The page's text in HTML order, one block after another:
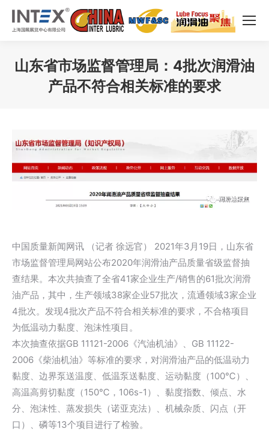
山东省市场监督管理局：4批次润滑油
产品不符合相关标准的要求
中国质量新闻网讯 （记者 徐远官） 2021年3月19日，山东省
市场监督管理局网站公布2020年润滑油产品质量省级监督抽
查结果。本次共抽查了全省41家企业生产/销售的61批次润滑
油产品，其中，生产领域38家企业57批次，流通领域3家企业
4批次。发现4批次产品不符合相关标准的要求，不合格项目
为低温动力黏度、泡沫性项目。
本次抽查依据GB 11121-2006《汽油机油》、GB 11122-
2006《柴油机油》等标准的要求，对润滑油产品的低温动力
黏度、边界泵送温度、低温泵送黏度、运动黏度（100℃）、
高温高剪切黏度（150℃，106s-1）、黏度指数、倾点、水
分、泡沫性、蒸发损失（诺亚克法）、机械杂质、闪点（开
口）、磷等13个项目进行了检验。